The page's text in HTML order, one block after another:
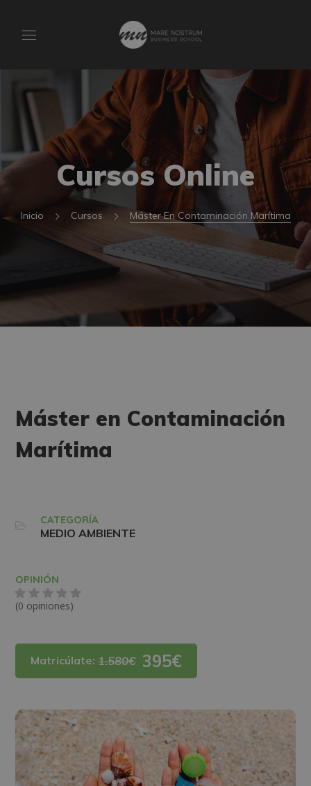
Cursos Online
Inicio Cursos Máster En Contaminación Marítima
Máster en Contaminación
Marítima
CATEGORÍA
MEDIO AMBIENTE
OPINIÓN
(0 opiniones)
Matricúlate:1.580€ 395€